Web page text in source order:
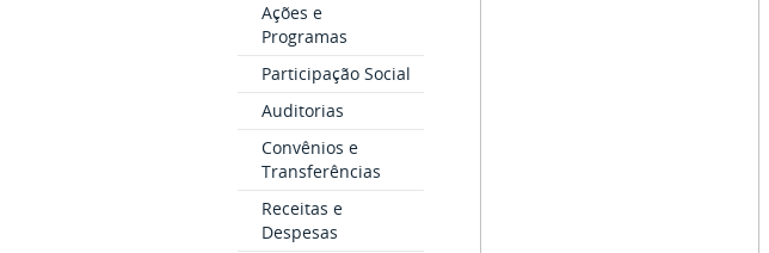
Ações e
Programas
Participação Social
Auditorias
Convênios e
Transferências
Receitas e
Despesas